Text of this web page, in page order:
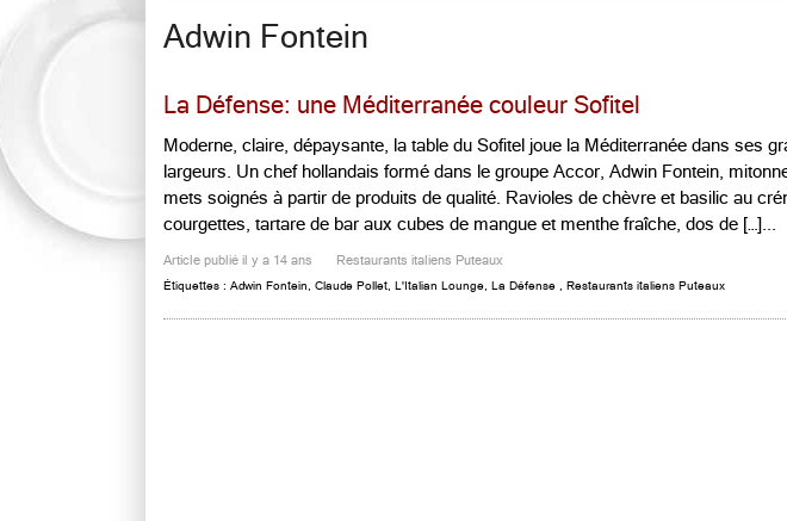
Adwin Fontein
La Défense: une Méditerranée couleur Sofitel
Moderne, claire, dépaysante, la table du Sofitel joue la Méditerranée dans ses
largeurs. Un chef hollandais formé dans le groupe Accor, Adwin Fontein,
mets soignés à partir de produits de qualité. Ravioles de chèvre et basilic au
courgettes, tartare de bar aux cubes de mangue et menthe fraîche, dos de […]...
Article publié il y a 14 ans Restaurants italiens Puteaux
Étiquettes : Adwin Fontein Claude Pollet L'Italian Lounge La Défense Restaurants italiens Puteaux